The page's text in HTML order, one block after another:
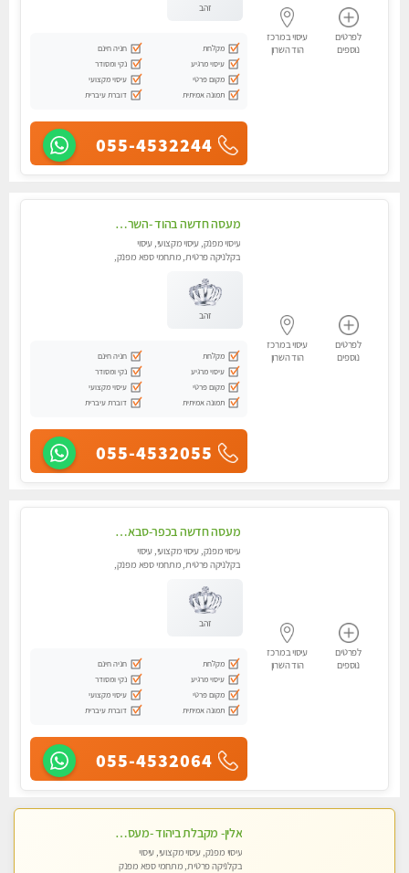
לפרטים
נוספים
עיסוי במרכז
הוד השרון
זהב
מקלחת
חניה חינם
עיסוי מרגיע
נקי ומסודר
מקום פרטי
עיסוי מקצועי
תמונה אמיתית
דוברת עיברית
055-4532244
לפרטים
נוספים
עיסוי במרכז
הוד השרון
מעסה חדשה בהוד -השרון -כל סוגי העיסויים מעסה מקצועית ואיכותית פרטי!!!מומלץ לחלוטין!!
עיסוי מפנק, עיסוי מקצועי, עיסוי
בקלניקה פרטית, מתחמי ספא מפנק,
זהב
מקלחת
חניה חינם
עיסוי מרגיע
נקי ומסודר
מקום פרטי
עיסוי מקצועי
תמונה אמיתית
דוברת עיברית
055-4532055
לפרטים
נוספים
עיסוי במרכז
הוד השרון
מעסה חדשה בכפר-סבא ואיכותית לעיסוי מרגיע ומפנק VIP-מומלץ לחלוטין! פרטי!
עיסוי מפנק, עיסוי מקצועי, עיסוי
בקלניקה פרטית, מתחמי ספא מפנק,
זהב
מקלחת
חניה חינם
עיסוי מרגיע
נקי ומסודר
מקום פרטי
עיסוי מקצועי
תמונה אמיתית
דוברת עיברית
055-4532064
אלין- מקבלת ביהוד -מעסה פרטית ואיכותית לבד ביהוד . עיסוי מפנק אצלי ביהוד
עיסוי מפנק, עיסוי מקצועי, עיסוי
בקלניקה פרטית, מתחמי ספא מפנק